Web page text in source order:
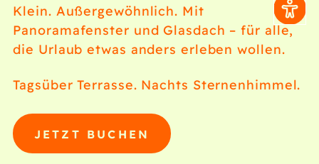
Klein. Außergewöhnlich. Mit
Panoramafenster und Glasdach – für alle,
die Urlaub etwas anders erleben wollen.
Tagsüber Terrasse. Nachts Sternenhimmel.
JETZT BUCHEN